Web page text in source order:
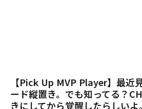
【Pick Up MVP Player】最近
ード縦置き。でも知ってる？
きにしてから覚醒したらしい